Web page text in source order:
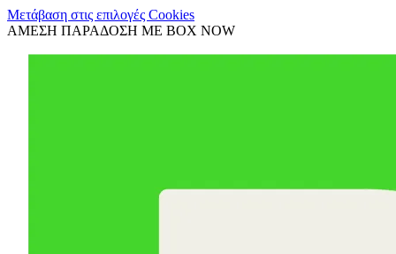
Μετάβαση στις επιλογές Cookies
ΑΜΕΣΗ ΠΑΡΑΔΟΣΗ ΜΕ BOX NOW